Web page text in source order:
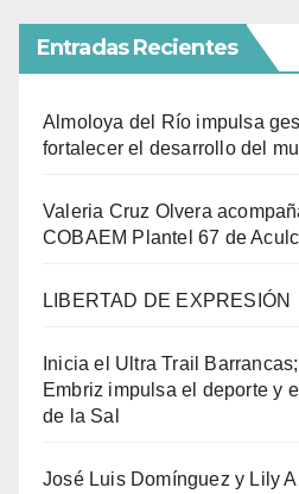
Entradas Recientes
Almoloya del Río impulsa
fortalecer el desarrollo del
Valeria Cruz Olvera
COBAEM Plantel 67 de
LIBERTAD DE EXPRESIÓN
Inicia el Ultra Trail
Embriz impulsa el deporte y
de la Sal
José Luis Domínguez y Lily